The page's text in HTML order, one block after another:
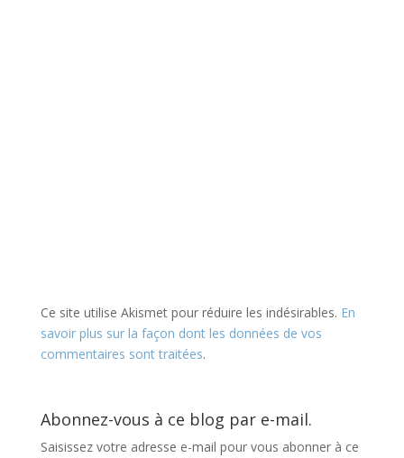
Ce site utilise Akismet pour réduire les indésirables. En
savoir plus sur la façon dont les données de vos
commentaires sont traitées.
Abonnez-vous à ce blog par e-mail.
Saisissez votre adresse e-mail pour vous abonner à ce